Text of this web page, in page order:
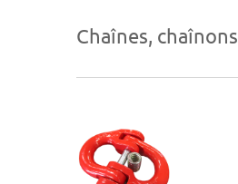
Chaînes, chaînons